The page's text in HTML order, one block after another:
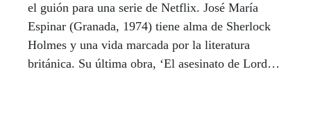
el guión para una serie de Netflix. José María
Espinar (Granada, 1974) tiene alma de Sherlock
Holmes y una vida marcada por la literatura
británica. Su última obra, ‘El asesinato de Lord